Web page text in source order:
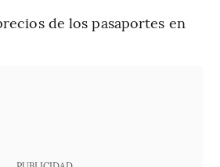
de los pasaportes en